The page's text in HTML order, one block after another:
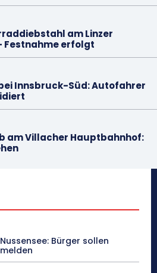
am Linzer
Festnahme erfolgt
Innsbruck-Süd: Autofahrer
am Villacher Hauptbahnhof:
Bürger sollen